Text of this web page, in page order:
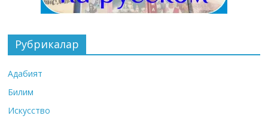
Рубрикалар
Адабият
Билим
Искусство